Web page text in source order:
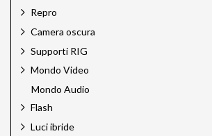
Repro
Camera oscura
Supporti RIG
Mondo Video
Mondo Audio
Flash
Luci ibride